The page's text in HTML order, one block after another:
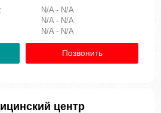
N/A - N/A
N/A - N/A
N/A - N/A
Позвонить
центр